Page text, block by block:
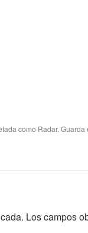
como Radar. Guarda
Los campos